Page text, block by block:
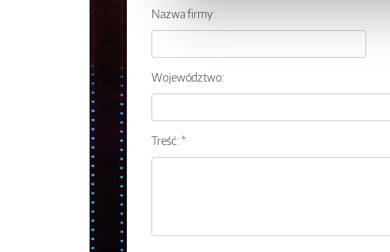
Nazwa firmy:
Województwo:
Treść: *